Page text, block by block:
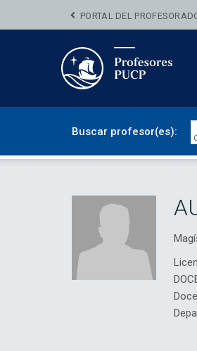
PORTAL DEL
Buscar profesor(es):